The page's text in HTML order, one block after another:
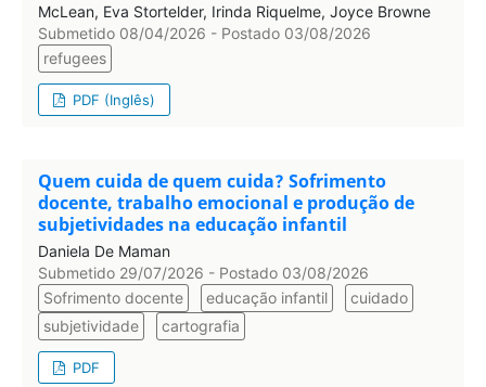
McLean, Eva Stortelder, Irinda Riquelme, Joyce Browne
Submetido 08/04/2026 - Postado 03/08/2026
refugees
PDF (Inglês)
Quem cuida de quem cuida? Sofrimento
docente, trabalho emocional e produção de
subjetividades na educação infantil
Daniela De Maman
Submetido 29/07/2026 - Postado 03/08/2026
Sofrimento docente
educação infantil
cuidado
subjetividade
cartografia
PDF